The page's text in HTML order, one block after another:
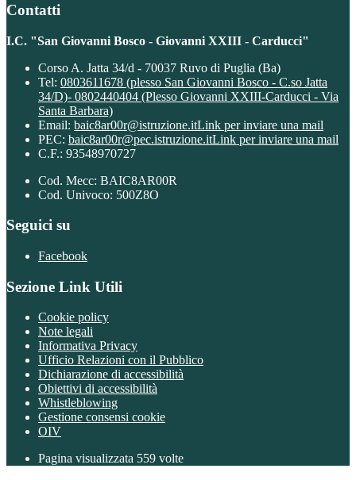
Contatti
I.C. "San Giovanni Bosco - Giovanni XXIII - Carducci"
Corso A. Jatta 34/d - 70037 Ruvo di Puglia (Ba)
Tel: 0803611678 (plesso San Giovanni Bosco - C.so Jatta
34/D)- 0802440404 (Plesso Giovanni XXIII-Carducci - Via
Santa Barbara)
Email: baic8ar00r@istruzione.itLink per inviare una mail
PEC: baic8ar00r@pec.istruzione.itLink per inviare una mail
C.F.: 93548970727
Cod. Mecc: BAIC8AR00R
Cod. Univoco: 500Z8O
Seguici su
Facebook
Sezione Link Utili
Cookie policy
Note legali
Informativa Privacy
Ufficio Relazioni con il Pubblico
Dichiarazione di accessibilità
Obiettivi di accessibilità
Whistleblowing
Gestione consensi cookie
OIV
Pagina visualizzata 559 volte